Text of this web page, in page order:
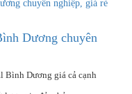
Dương chuyên
Bình Dương giá cả cạnh